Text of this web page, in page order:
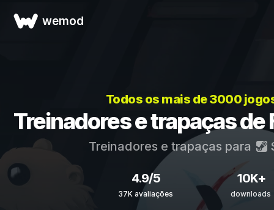
wemod
Todos os mais de 3000
Treinadores e trapaças de
Treinadores e trapaças para
4.9/5
37K avaliações
10K+
downloads